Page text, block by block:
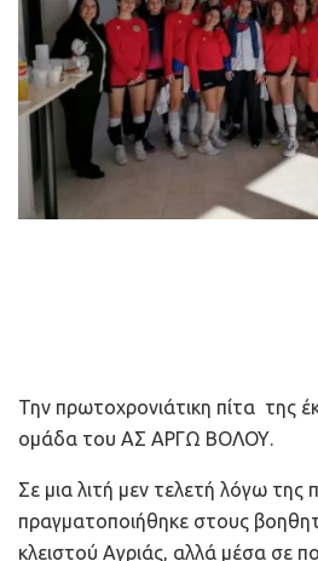
Την πρωτοχρονιάτικη πίτα της
ομάδα του ΑΣ ΑΡΓΩ ΒΟΛΟΥ.
Σε μια λιτή μεν τελετή λόγω της
πραγματοποιήθηκε στους
κλειστού Αγριάς, αλλά μέσα σε